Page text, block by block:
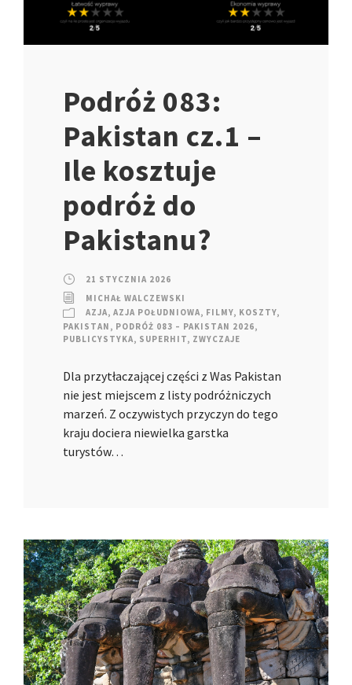
Podróż 083:
Pakistan cz.1 –
Ile kosztuje
podróż do
Pakistanu?
21 STYCZNIA 2026
MICHAŁ WALCZEWSKI
AZJA, AZJA POŁUDNIOWA, FILMY, KOSZTY,
PAKISTAN , PODRÓŻ 083 – PAKISTAN 2026,
PUBLICYSTYKA, SUPERHIT, ZWYCZAJE
Dla przytłaczającej części z Was Pakistan
nie jest miejscem z listy podróżniczych
marzeń. Z oczywistych przyczyn do tego
kraju dociera niewielka garstka
turystów…